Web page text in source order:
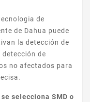
de
de Dahua puede
la detección de
de
no afectados para
selecciona SMD o